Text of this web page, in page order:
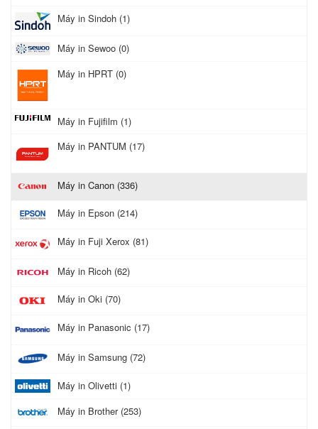
Máy in Sindoh (1)
Máy in Sewoo (0)
Máy in HPRT (0)
Máy in Fujifilm (1)
Máy in PANTUM (17)
Máy in Canon (336)
Máy in Epson (214)
Máy in Fuji Xerox (81)
Máy in Ricoh (62)
Máy in Oki (70)
Máy in Panasonic (17)
Máy in Samsung (72)
Máy in Olivetti (1)
Máy in Brother (253)